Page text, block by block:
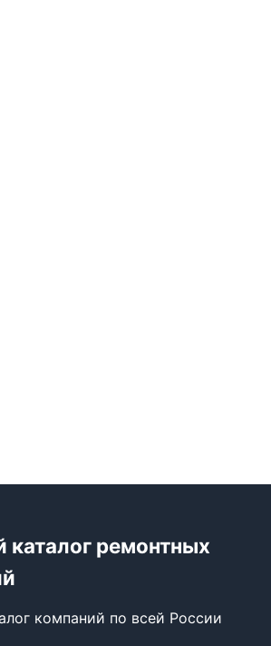
каталог ремонтных
компаний по всей России